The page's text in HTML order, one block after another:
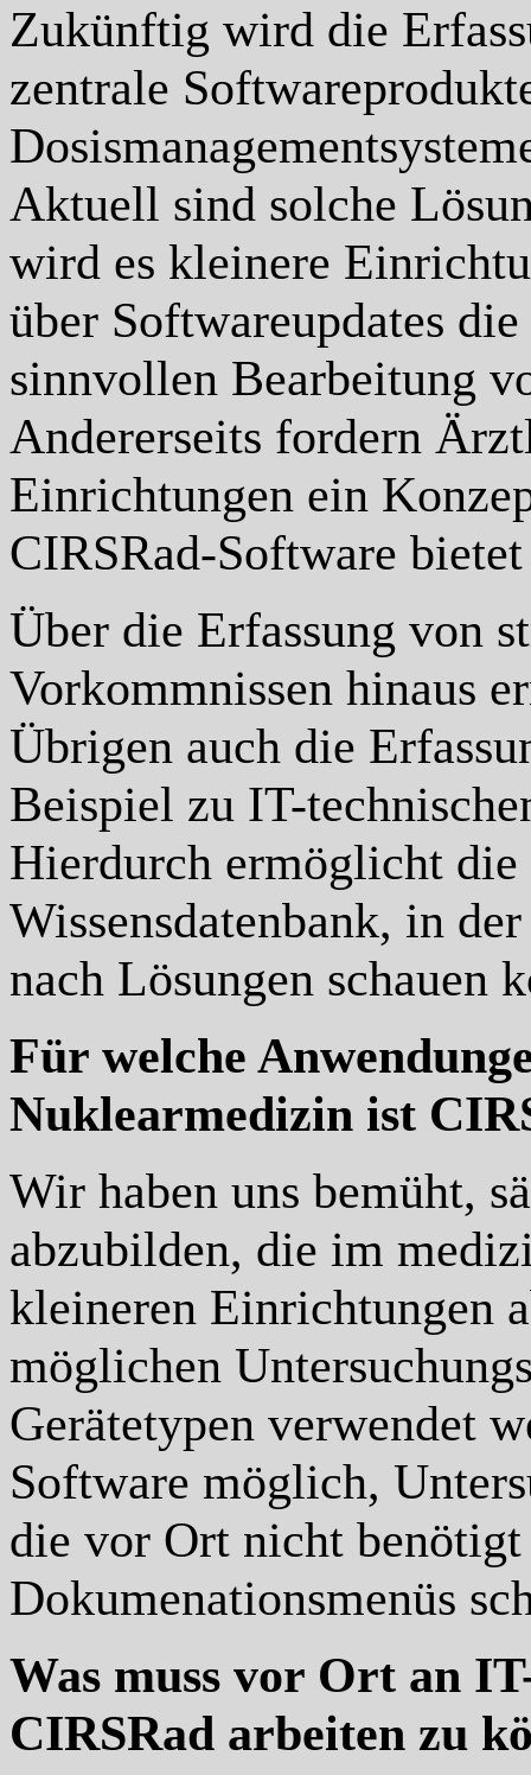
Zukünftig wird die
zentrale
Aktuell sind solche
wird es kleinere
über Softwareupdates
sinnvollen Bearbeitung
Andererseits fordern
Einrichtungen ein
CIRSRad-Software
Über die Erfassung von
Vorkommnissen hinaus
Übrigen auch die
Beispiel zu IT-
Hierdurch ermöglicht
Wissensdatenbank, in
nach Lösungen schauen
Für welche
Nuklearmedizin ist
Wir haben uns bemüht,
abzubilden, die im
kleineren Einrichtungen
möglichen
Gerätetypen verwendet
Software möglich,
die vor Ort nicht
Dokumenationsmenüs
Was muss vor Ort an
CIRSRad arbeiten zu